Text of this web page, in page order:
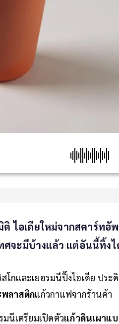
ไอเดียใหม่จากสตาร์ทอั
จะมีบ้างแล้ว แต่อันนี้ทิ้งไ
กและเยอรมนีปิ๊งไอเดีย ประ
ลาสติกแก้วกาแฟจากร้านค้า
นีเตรียมเปิดตัวแก้วดินเผาแ